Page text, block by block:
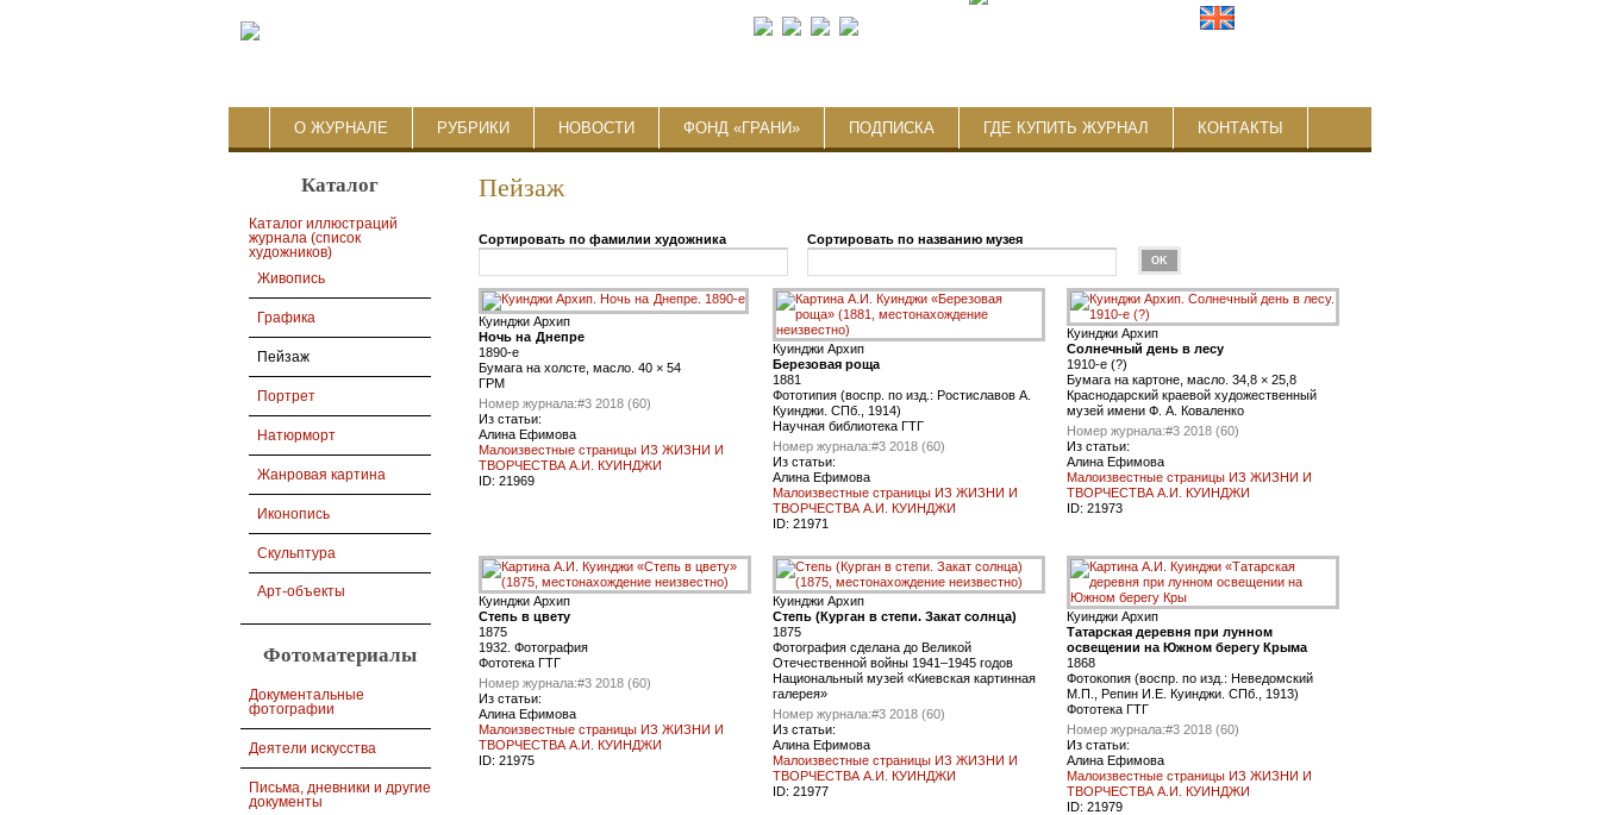
О ЖУРНАЛЕ РУБРИКИ НОВОСТИ ФОНД «ГРАНИ» ПОДПИСКА ГДЕ КУПИТЬ ЖУРНАЛ КОНТАКТЫ
Каталог
Каталог иллюстраций
журнала (список
художников)
Живопись
Графика
Пейзаж
Портрет
Натюрморт
Жанровая картина
Иконопись
Скульптура
Арт-объекты
Фотоматериалы
Документальные
фотографии
Деятели искусства
Письма, дневники и другие
документы
Пейзаж
Сортировать по фамилии художника Сортировать по названию музея
Куинджи Архип
Ночь на Днепре
1890-е
Бумага на холсте, масло. 40 × 54
ГРМ
Номер журнала:#3 2018 (60)
Из статьи:
Алина Ефимова
Малоизвестные страницы ИЗ ЖИЗНИ И
ТВОРЧЕСТВА А.И. КУИНДЖИ
ID: 21969
Куинджи Архип
Березовая роща
1881
Фототипия (воспр. по изд.: Ростиславов А.
Куинджи. СПб., 1914)
Научная библиотека ГТГ
Номер журнала:#3 2018 (60)
Из статьи:
Алина Ефимова
Малоизвестные страницы ИЗ ЖИЗНИ И
ТВОРЧЕСТВА А.И. КУИНДЖИ
ID: 21971
Куинджи Архип
Солнечный день в лесу
1910-е (?)
Бумага на картоне, масло. 34,8 × 25,8
Краснодарский краевой художественный
музей имени Ф. А. Коваленко
Номер журнала:#3 2018 (60)
Из статьи:
Алина Ефимова
Малоизвестные страницы ИЗ ЖИЗНИ И
ТВОРЧЕСТВА А.И. КУИНДЖИ
ID: 21973
Куинджи Архип
Степь в цвету
1875
1932. Фотография
Фототека ГТГ
Номер журнала:#3 2018 (60)
Из статьи:
Алина Ефимова
Малоизвестные страницы ИЗ ЖИЗНИ И
ТВОРЧЕСТВА А.И. КУИНДЖИ
ID: 21975
Куинджи Архип
Степь (Курган в степи. Закат солнца)
1875
Фотография сделана до Великой
Отечественной войны 1941–1945 годов
Национальный музей «Киевская картинная
галерея»
Номер журнала:#3 2018 (60)
Из статьи:
Алина Ефимова
Малоизвестные страницы ИЗ ЖИЗНИ И
ТВОРЧЕСТВА А.И. КУИНДЖИ
ID: 21977
Куинджи Архип
Татарская деревня при лунном
освещении на Южном берегу Крыма
1868
Фотокопия (воспр. по изд.: Неведомский
М.П., Репин И.Е. Куинджи. СПб., 1913)
Фототека ГТГ
Номер журнала:#3 2018 (60)
Из статьи:
Алина Ефимова
Малоизвестные страницы ИЗ ЖИЗНИ И
ТВОРЧЕСТВА А.И. КУИНДЖИ
ID: 21979